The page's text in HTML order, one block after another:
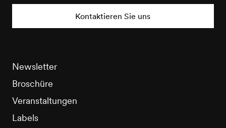
Kontaktieren Sie uns
Newsletter
Broschüre
Veranstaltungen
Labels